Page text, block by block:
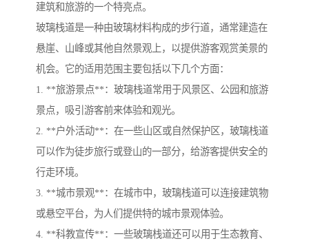
建筑和旅游的一个特亮点。
玻璃栈道是一种由玻璃材料构成的步行道，通常建造在
悬崖、山峰或其他自然景观上，以提供游客观赏美景的
机会。它的适用范围主要包括以下几个方面：
1. **旅游景点**：玻璃栈道常用于风景区、公园和旅游
景点，吸引游客前来体验和观光。
2. **户外活动**：在一些山区或自然保护区，玻璃栈道
可以作为徒步旅行或登山的一部分，给游客提供安全的
行走环境。
3. **城市景观**：在城市中，玻璃栈道可以连接建筑物
或悬空平台，为人们提供特的城市景观体验。
4. **科教宣传**：一些玻璃栈道还可以用于生态教育、